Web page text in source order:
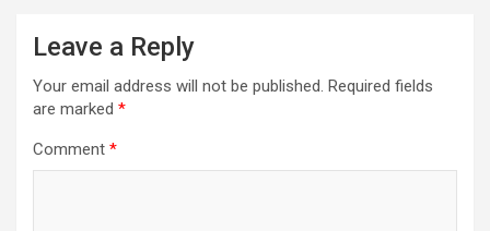
Leave a Reply
Your email address will not be published. Required fields
are marked *
Comment *